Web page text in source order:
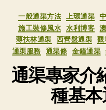
一般通渠方法 上環通渠
施工裝修風水 水利博客
薄扶林通渠
西營盤通渠 觀
通渠服務
通渠條 金鐘通渠
通渠專家介
種基